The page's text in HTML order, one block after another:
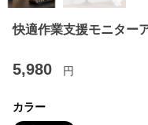
快適作業支援モニター
5,980 円
カラー